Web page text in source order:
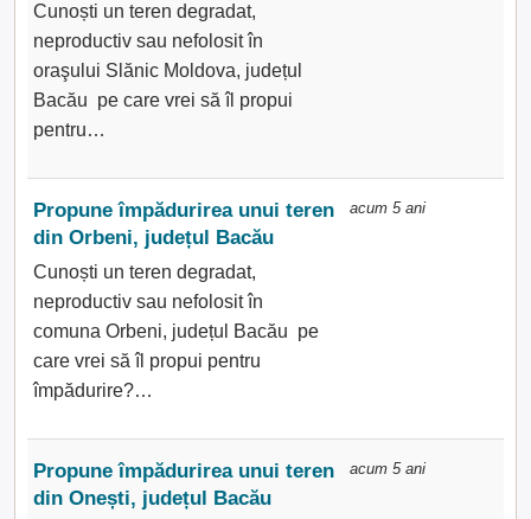
Cunoști un teren degradat,
neproductiv sau nefolosit în
oraşului Slănic Moldova, județul
Bacău pe care vrei să îl propui
pentru…
Propune împădurirea unui teren
din Orbeni, județul Bacău
Cunoști un teren degradat,
neproductiv sau nefolosit în
comuna Orbeni, județul Bacău pe
care vrei să îl propui pentru
împădurire?…
acum 5 ani
Propune împădurirea unui teren
din Onești, județul Bacău
acum 5 ani